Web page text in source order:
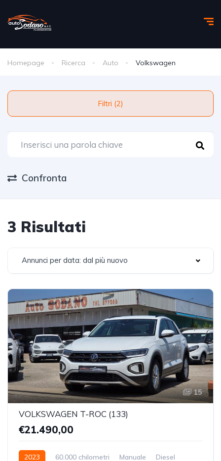
Homepage Ricerca Auto Volkswagen
Filtri (2)
Confronta
3 Risultati
Annunci per data: dal più nuovo
15
VOLKSWAGEN T-ROC (133)
€21.490,00
2023 60.000 chilometri Manuale
Diesel